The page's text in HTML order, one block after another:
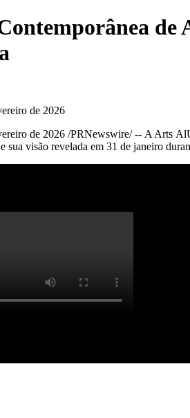
de 2026
de 2026 /PRNewswire/ -- A Arts
visão revelada em 31 de janeiro